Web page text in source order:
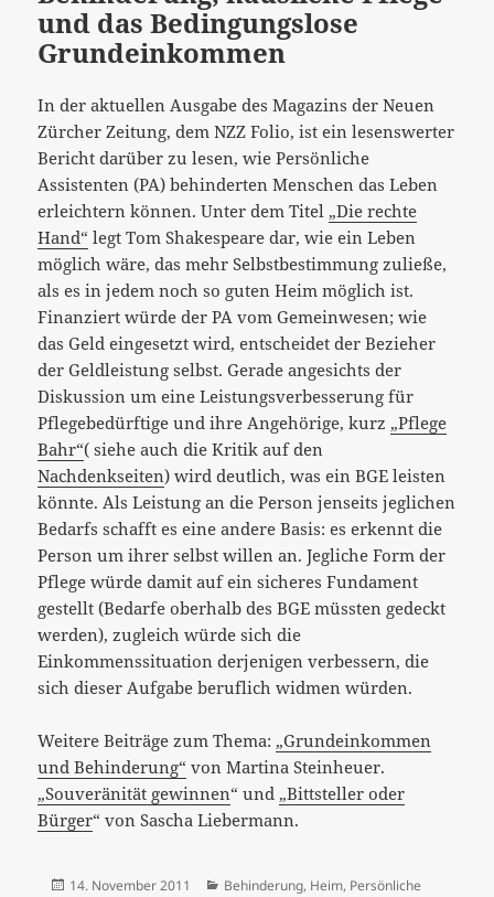
und das Bedingungslose
Grundeinkommen
In der aktuellen Ausgabe des Magazins der Neuen
Zürcher Zeitung, dem NZZ Folio, ist ein lesenswerter
Bericht darüber zu lesen, wie Persönliche
Assistenten (PA) behinderten Menschen das Leben
erleichtern können. Unter dem Titel „Die rechte
Hand“ legt Tom Shakespeare dar, wie ein Leben
möglich wäre, das mehr Selbstbestimmung zuließe,
als es in jedem noch so guten Heim möglich ist.
Finanziert würde der PA vom Gemeinwesen; wie
das Geld eingesetzt wird, entscheidet der Bezieher
der Geldleistung selbst. Gerade angesichts der
Diskussion um eine Leistungsverbesserung für
Pflegebedürftige und ihre Angehörige, kurz „Pflege
Bahr“( siehe auch die Kritik auf den
Nachdenkseiten) wird deutlich, was ein BGE leisten
könnte. Als Leistung an die Person jenseits jeglichen
Bedarfs schafft es eine andere Basis: es erkennt die
Person um ihrer selbst willen an. Jegliche Form der
Pflege würde damit auf ein sicheres Fundament
gestellt (Bedarfe oberhalb des BGE müssten gedeckt
werden), zugleich würde sich die
Einkommenssituation derjenigen verbessern, die
sich dieser Aufgabe beruflich widmen würden.
Weitere Beiträge zum Thema: „Grundeinkommen
und Behinderung“ von Martina Steinheuer.
„Souveränität gewinnen“ und „Bittsteller oder
Bürger“ von Sascha Liebermann.
Veröffentlicht
14. November 2011 Kategorien
Behinderung, Heim, Persönliche